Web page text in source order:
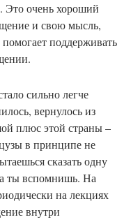
Это очень хороший
и свою мысль,
поддерживать
сильно легче
вернулось из
плюс этой страны –
в принципе не
сказать одну
ты вспомнишь. На
на лекциях
внутри